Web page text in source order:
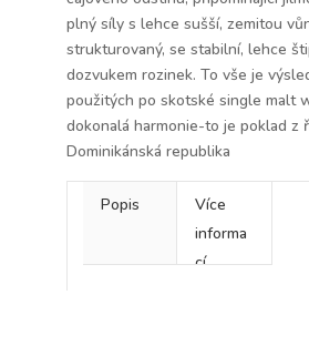
plný síly s lehce sušší, zemitou
strukturovaný, se stabilní, lehce
dozvukem rozinek. To vše je
použitých po skotské single malt
dokonalá harmonie-to je poklad z
Dominikánská republika
Popis
Více
informa
cí